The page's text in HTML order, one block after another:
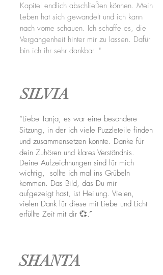
Kapitel endlich abschließen können. Mein
Leben hat sich gewandelt und ich kann
nach vorne schauen. Ich schaffe es, die
Vergangenheit hinter mir zu lassen. Dafür
bin ich ihr sehr dankbar. "
SILVIA
“Liebe Tanja, es war eine besondere
Sitzung, in der ich viele Puzzleteile finden
und zusammensetzen konnte. Danke für
dein Zuhören und klares Verständnis.
Deine Aufzeichnungen sind für mich
wichtig, sollte ich mal ins Grübeln
kommen. Das Bild, das Du mir
aufgezeigt hast, ist Heilung. Vielen,
vielen Dank für diese mit Liebe und Licht
erfüllte Zeit mit dir 💞.”
SHANTA